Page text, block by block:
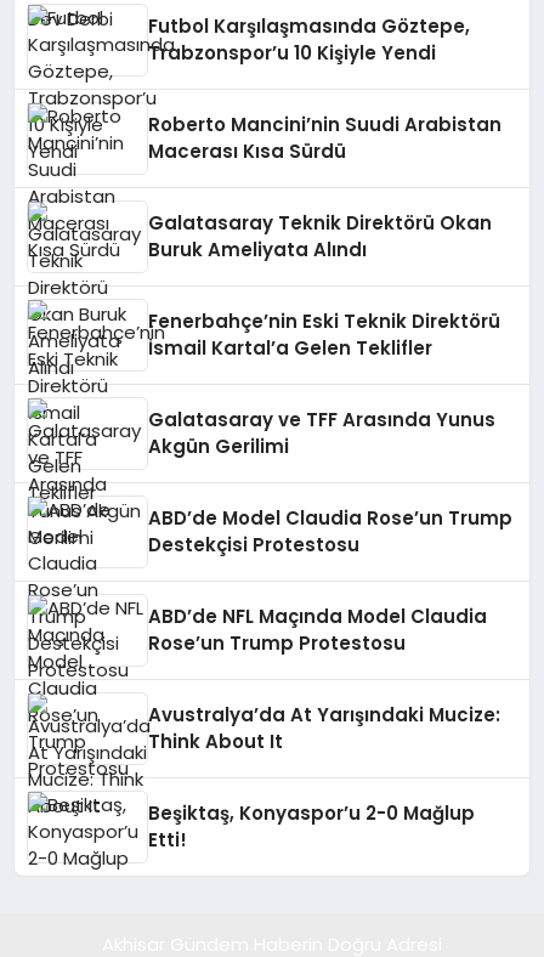
Futbol Karşılaşmasında Göztepe,
Trabzonspor’u 10 Kişiyle Yendi
Roberto Mancini’nin Suudi Arabistan
Macerası Kısa Sürdü
Galatasaray Teknik Direktörü Okan
Buruk Ameliyata Alındı
Fenerbahçe’nin Eski Teknik Direktörü
İsmail Kartal’a Gelen Teklifler
Galatasaray ve TFF Arasında Yunus
Akgün Gerilimi
ABD’de Model Claudia Rose’un Trump
Destekçisi Protestosu
ABD’de NFL Maçında Model Claudia
Rose’un Trump Protestosu
Avustralya’da At Yarışındaki Mucize:
Think About It
Beşiktaş, Konyaspor’u 2-0 Mağlup
Etti!